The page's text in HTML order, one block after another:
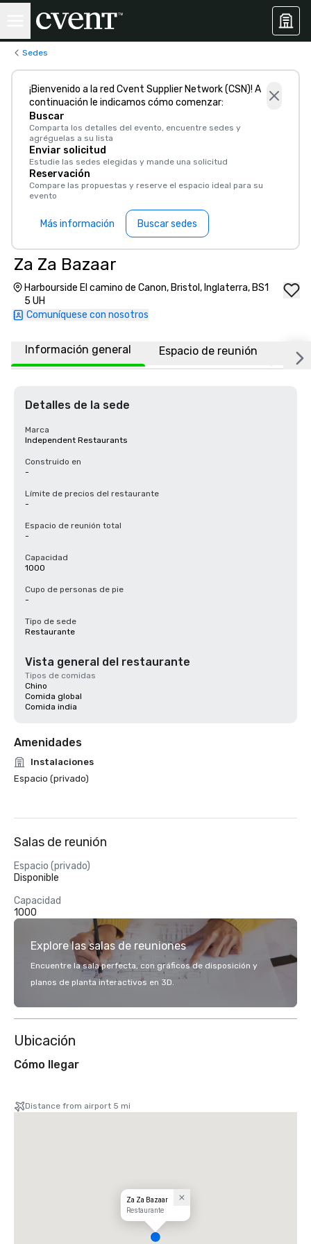
Sedes
¡Bienvenido a la red Cvent Supplier Network (CSN)! A
continuación le indicamos cómo comenzar:
Buscar
Comparta los detalles del evento, encuentre sedes y
agréguelas a su lista
Enviar solicitud
Estudie las sedes elegidas y mande una solicitud
Reservación
Compare las propuestas y reserve el espacio ideal para su
evento
Más información Buscar sedes
Za Za Bazaar
Harbourside El camino de Canon, Bristol, Inglaterra, BS1
5 UH
Comuníquese con nosotros
Información general Espacio de reunión
Detalles de la sede
Marca
Independent Restaurants
Construido en
-
Límite de precios del restaurante
-
Espacio de reunión total
-
Capacidad
1000
Cupo de personas de pie
-
Tipo de sede
Restaurante
Vista general del restaurante
Tipos de comidas
Chino
Comida global
Comida india
Amenidades
Instalaciones
Espacio (privado)
Salas de reunión
Espacio (privado)
Disponible
Capacidad
1000
Explore las salas de reuniones
Encuentre la sala perfecta, con gráficos de disposición y
planos de planta interactivos en 3D.
Ubicación
Cómo llegar
Distance from airport 5 mi
Za Za Bazaar
Restaurante